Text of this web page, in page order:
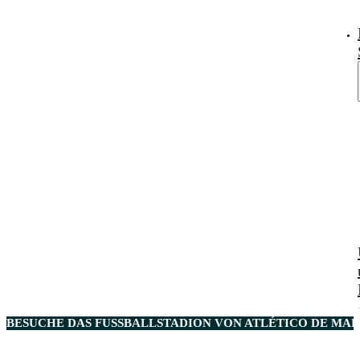
BESUCHE DAS FUSSBALLSTADION VON ATLÉTICO DE